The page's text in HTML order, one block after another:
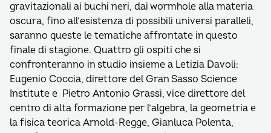
gravitazionali ai buchi neri, dai wormhole alla materia
oscura, fino all’esistenza di possibili universi paralleli,
saranno queste le tematiche affrontate in questo
finale di stagione. Quattro gli ospiti che si
confronteranno in studio insieme a Letizia Davoli:
Eugenio Coccia, direttore del Gran Sasso Science
Institute e Pietro Antonio Grassi, vice direttore del
centro di alta formazione per l’algebra, la geometria e
la fisica teorica Arnold-Regge, Gianluca Polenta,